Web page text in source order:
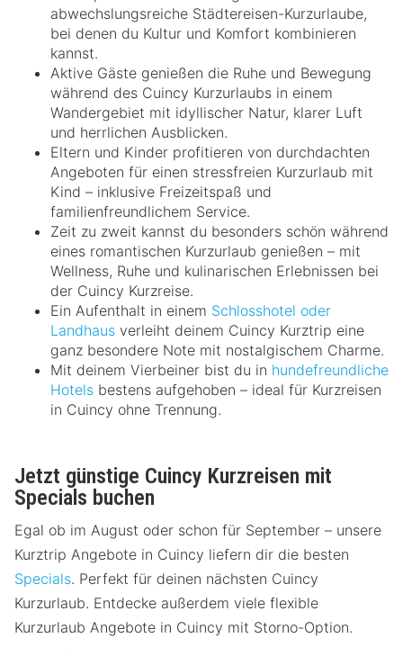
abwechslungsreiche Städtereisen-Kurzurlaube,
bei denen du Kultur und Komfort kombinieren
kannst.
Aktive Gäste genießen die Ruhe und Bewegung
während des Cuincy Kurzurlaubs in einem
Wandergebiet mit idyllischer Natur, klarer Luft
und herrlichen Ausblicken.
Eltern und Kinder profitieren von durchdachten
Angeboten für einen stressfreien Kurzurlaub mit
Kind – inklusive Freizeitspaß und
familienfreundlichem Service.
Zeit zu zweit kannst du besonders schön während
eines romantischen Kurzurlaub genießen – mit
Wellness, Ruhe und kulinarischen Erlebnissen bei
der Cuincy Kurzreise.
Ein Aufenthalt in einem Schlosshotel oder
Landhaus verleiht deinem Cuincy Kurztrip eine
ganz besondere Note mit nostalgischem Charme.
Mit deinem Vierbeiner bist du in hundefreundliche
Hotels bestens aufgehoben – ideal für Kurzreisen
in Cuincy ohne Trennung.
Jetzt günstige Cuincy Kurzreisen mit
Specials buchen
Egal ob im August oder schon für September – unsere
Kurztrip Angebote in Cuincy liefern dir die besten
Specials. Perfekt für deinen nächsten Cuincy
Kurzurlaub. Entdecke außerdem viele flexible
Kurzurlaub Angebote in Cuincy mit Storno-Option.